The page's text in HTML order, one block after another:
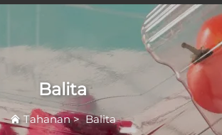
Balita
Tahanan>Balita